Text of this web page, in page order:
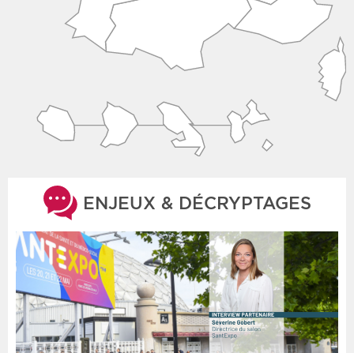
ENJEUX & DÉCRYPTAGES